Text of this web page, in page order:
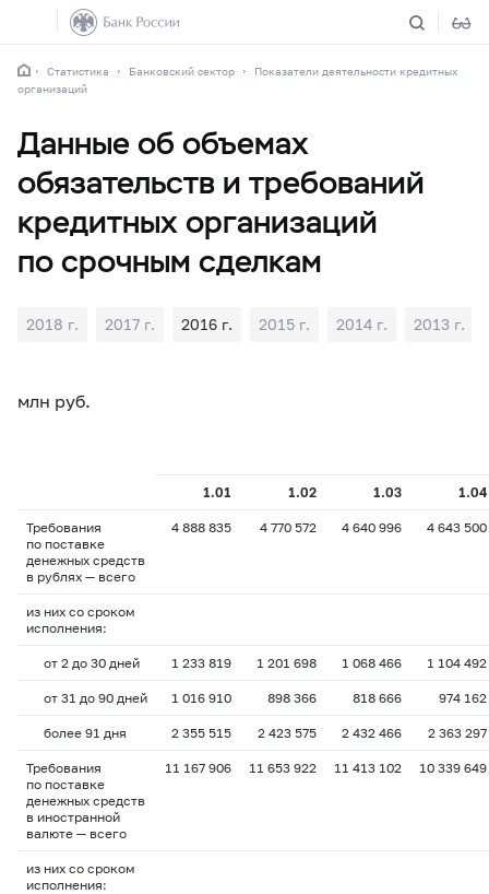
Статистика Банковский сектор
Показатели деятельности кредитных
организаций
Данные об объемах
обязательств и требований
кредитных организаций
по срочным сделкам
2018 г. 2017 г. 2016 г. 2015 г. 2014 г. 2013 г.
млн руб.
1.01 1.02 1.03 1.04
Требования
по поставке
денежных средств
в рублях — всего
4 888 835 4 770 572 4 640 996 4 643 500
из них со сроком
исполнения:
от 2 до 30 дней 1 233 819 1 201 698 1 068 466 1 104 492
от 31 до 90 дней 1 016 910 898 366 818 666 974 162
более 91 дня 2 355 515 2 423 575 2 432 466 2 363 297
Требования
по поставке
денежных средств
в иностранной
валюте — всего
11 167 906 11 653 922 11 413 102 10 339 649
из них со сроком
исполнения: